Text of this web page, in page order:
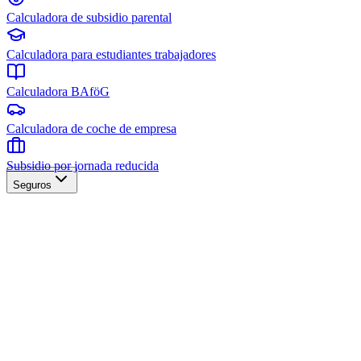
Calculadora de subsidio parental
Calculadora para estudiantes trabajadores
Calculadora BAföG
Calculadora de coche de empresa
Subsidio por jornada reducida
Seguros